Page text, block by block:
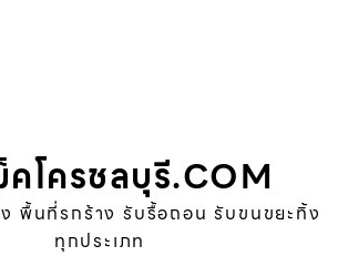
โครชลบุรี.COM
ง พื้นที่รกร้าง รับรื้อถอน รับขนขยะทิ้ง
ทุกประเภท